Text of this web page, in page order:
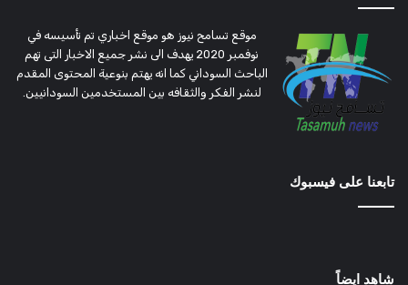
موقع تسامح نيوز هو موقع اخباري تم تأسيسه في
نوفمبر 2020 يهدف الى نشر جميع الاخبار التى تهم
الباحث السوداني كما انه يهتم بنوعية المحتوى المقدم
لنشر الفكر والثقافه بين المستخدمين السودانيين.
تابعنا على فيسبوك
شاهد ايضاً